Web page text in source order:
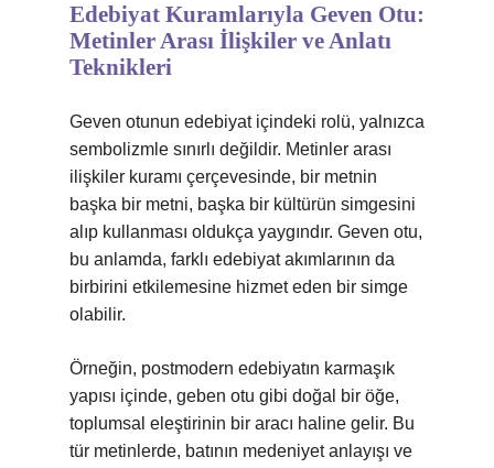
Edebiyat Kuramlarıyla Geven Otu:
Metinler Arası İlişkiler ve Anlatı
Teknikleri
Geven otunun edebiyat içindeki rolü, yalnızca
sembolizmle sınırlı değildir. Metinler arası
ilişkiler kuramı çerçevesinde, bir metnin
başka bir metni, başka bir kültürün simgesini
alıp kullanması oldukça yaygındır. Geven otu,
bu anlamda, farklı edebiyat akımlarının da
birbirini etkilemesine hizmet eden bir simge
olabilir.
Örneğin, postmodern edebiyatın karmaşık
yapısı içinde, geben otu gibi doğal bir öğe,
toplumsal eleştirinin bir aracı haline gelir. Bu
tür metinlerde, batının medeniyet anlayışı ve